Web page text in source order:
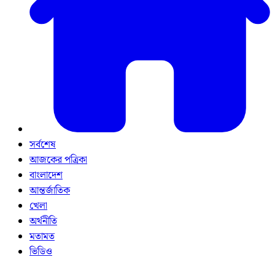
সর্বশেষ
আজকের পত্রিকা
বাংলাদেশ
আন্তর্জাতিক
খেলা
অর্থনীতি
মতামত
ভিডিও